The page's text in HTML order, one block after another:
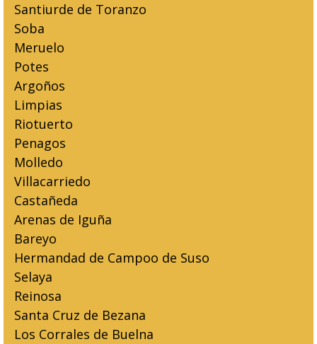
Santiurde de Toranzo
Soba
Meruelo
Potes
Argoños
Limpias
Riotuerto
Penagos
Molledo
Villacarriedo
Castañeda
Arenas de Iguña
Bareyo
Hermandad de Campoo de Suso
Selaya
Reinosa
Santa Cruz de Bezana
Los Corrales de Buelna